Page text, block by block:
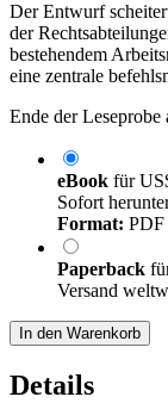
Der Entwurf
der
bestehendem
eine zentrale
Ende der
eBook für
Sofort
Format: PDF
Paperback
Versand
In den Warenkorb
Details